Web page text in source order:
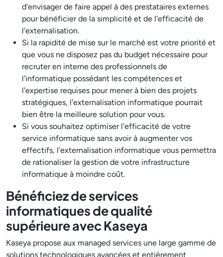
d'envisager de faire appel à des prestataires externes
pour bénéficier de la simplicité et de l'efficacité de
l'externalisation.
Si la rapidité de mise sur le marché est votre priorité et
que vous ne disposez pas du budget nécessaire pour
recruter en interne des professionnels de
l'informatique possédant les compétences et
l'expertise requises pour mener à bien des projets
stratégiques, l'externalisation informatique pourrait
bien être la meilleure solution pour vous.
Si vous souhaitez optimiser l'efficacité de votre
service informatique sans avoir à augmenter vos
effectifs, l'externalisation informatique vous permettra
de rationaliser la gestion de votre infrastructure
informatique à moindre coût.
Bénéficiez de services
informatiques de qualité
supérieure avec Kaseya
Kaseya propose aux managed services une large gamme de
solutions technologiques avancées et entièrement